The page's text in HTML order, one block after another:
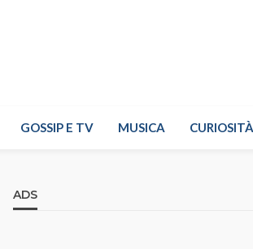
GOSSIP E TV MUSICA CURIOSITÀ
ADS